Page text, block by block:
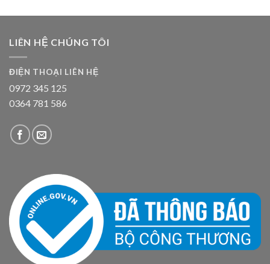
LIÊN HỆ CHÚNG TÔI
ĐIỆN THOẠI LIÊN HỆ
0972 345 125
0364 781 586